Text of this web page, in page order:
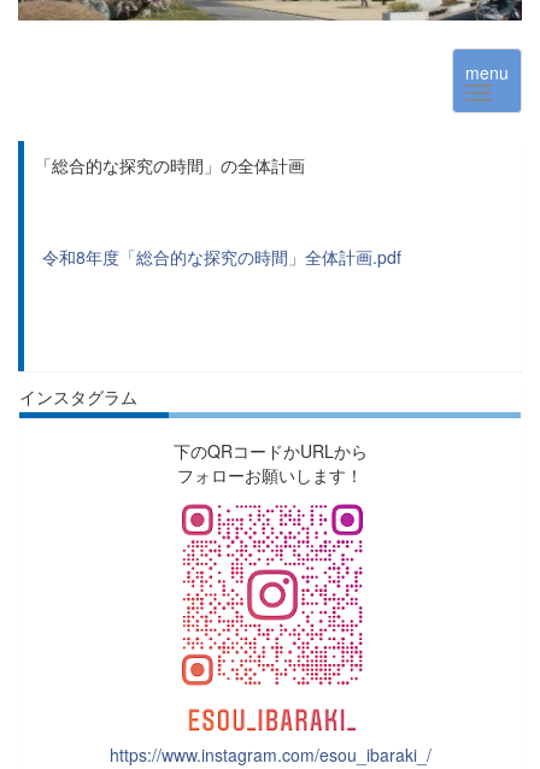
menu
「総合的な探究の時間」の全体計画
令和8年度「総合的な探究の時間」全体計画.pdf
インスタグラム
下のQRコードかURLから
フォローお願いします！
https://www.instagram.com/esou_ibaraki_/